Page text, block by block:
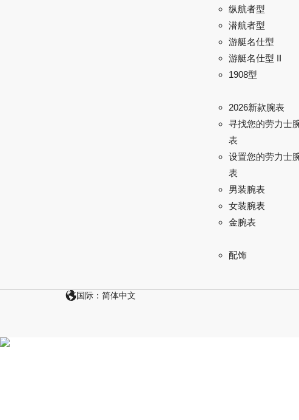
纵航者型
潜航者型
游艇名仕型
游艇名仕型 II
1908型
2026新款腕表
寻找您的劳力士
表
设置您的劳力士
表
男装腕表
女装腕表
金腕表
配饰
国际：简体中文